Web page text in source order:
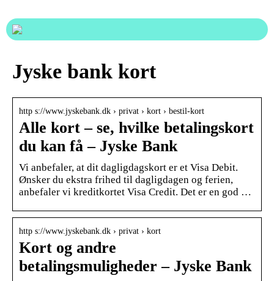
Jyske bank kort
http s://www.jyskebank.dk › privat › kort › bestil-kort
Alle kort – se, hvilke betalingskort
du kan få – Jyske Bank
Vi anbefaler, at dit dagligdagskort er et Visa Debit.
Ønsker du ekstra frihed til dagligdagen og ferien,
anbefaler vi kreditkortet Visa Credit. Det er en god …
http s://www.jyskebank.dk › privat › kort
Kort og andre
betalingsmuligheder – Jyske Bank